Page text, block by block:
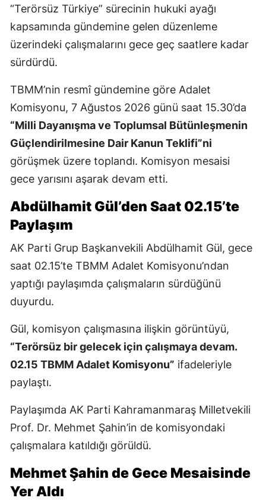
“Terörsüz Türkiye” sürecinin hukuki ayağı
kapsamında gündemine gelen düzenleme
üzerindeki çalışmalarını gece geç saatlere kadar
sürdürdü.
TBMM’nin resmî gündemine göre Adalet
Komisyonu, 7 Ağustos 2026 günü saat 15.30’da
“Milli Dayanışma ve Toplumsal Bütünleşmenin
Güçlendirilmesine Dair Kanun Teklifi”ni
görüşmek üzere toplandı. Komisyon mesaisi
gece yarısını aşarak devam etti.
Abdülhamit Gül’den Saat 02.15’te
Paylaşım
AK Parti Grup Başkanvekili Abdülhamit Gül, gece
saat 02.15’te TBMM Adalet Komisyonu’ndan
yaptığı paylaşımda çalışmaların sürdüğünü
duyurdu.
Gül, komisyon çalışmasına ilişkin görüntüyü,
“Terörsüz bir gelecek için çalışmaya devam.
02.15 TBMM Adalet Komisyonu” ifadeleriyle
paylaştı.
Paylaşımda AK Parti Kahramanmaraş Milletvekili
Prof. Dr. Mehmet Şahin’in de komisyondaki
çalışmalara katıldığı görüldü.
Mehmet Şahin de Gece Mesaisinde
Yer Aldı